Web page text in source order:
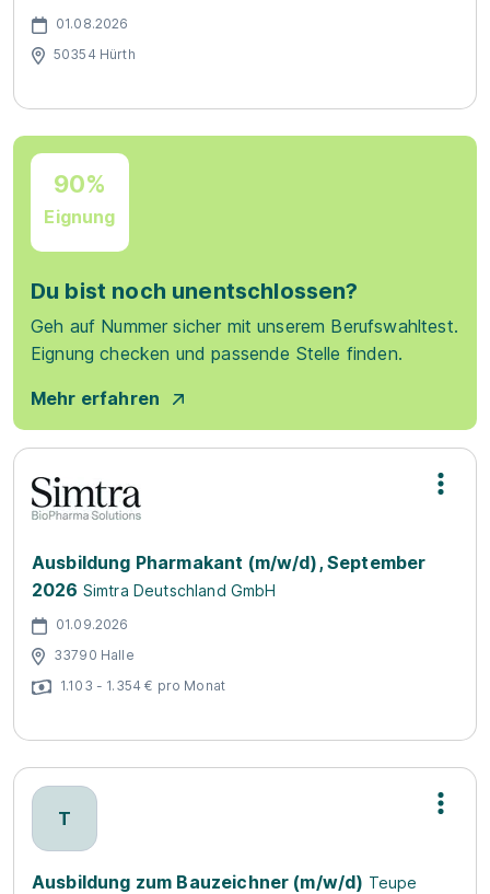
01.08.2026
50354 Hürth
90%
Eignung
Du bist noch unentschlossen?
Geh auf Nummer sicher mit unserem Berufswahltest.
Eignung checken und passende Stelle finden.
Mehr erfahren
Ausbildung Pharmakant (m/w/d), September
2026 Simtra Deutschland GmbH
01.09.2026
33790 Halle
1.103 - 1.354 € pro Monat
T
Ausbildung zum Bauzeichner (m/w/d) Teupe